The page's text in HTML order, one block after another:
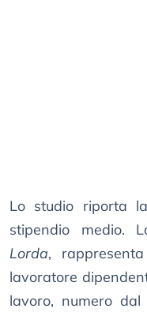
Lo studio riporta la
stipendio medio.
Lorda,
lavoratore
lavoro, numero